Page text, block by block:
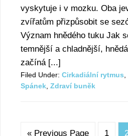
vyskytuje i v mozku. Oba
zvířatům přizpůsobit se
Význam hnědého tuku Jak
temnější a chladnější,
začíná [...]
Filed Under: Cirkadiální rytmus
Spánek Zdraví bunĕk
« Previous Page 1